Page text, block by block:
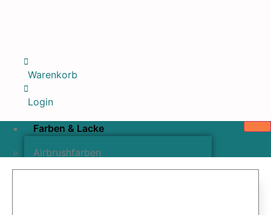
Warenkorb
Login
Farben & Lacke
Airbrushfarben
Pinselfarben & Farbsätze